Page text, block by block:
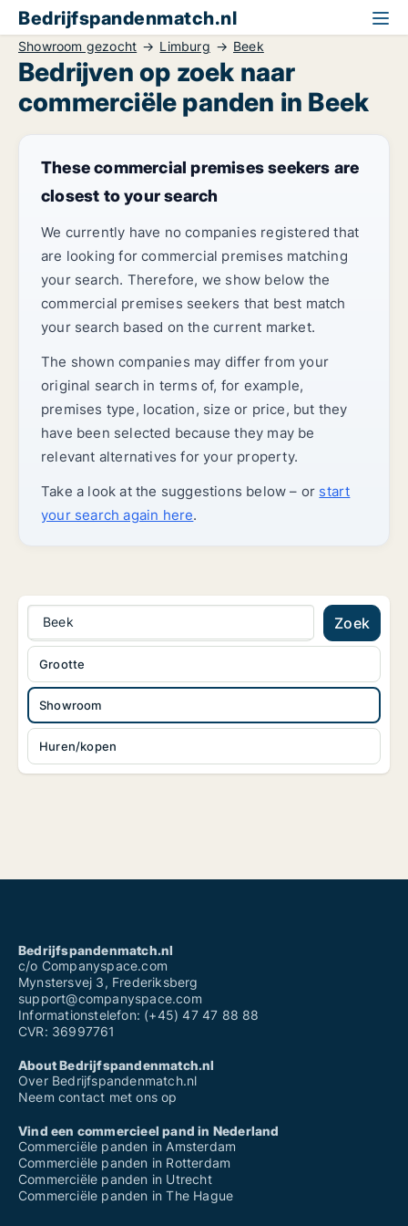
Bedrijfspandenmatch.nl
Showroom gezocht Limburg Beek
Bedrijven op zoek naar
commerciële panden in Beek
These commercial premises seekers are
closest to your search
We currently have no companies registered that
are looking for commercial premises matching
your search. Therefore, we show below the
commercial premises seekers that best match
your search based on the current market.
The shown companies may differ from your
original search in terms of, for example,
premises type, location, size or price, but they
have been selected because they may be
relevant alternatives for your property.
Take a look at the suggestions below – or start
your search again here.
Beek Zoek
Showroom
Huren/kopen
Grootte
Bedrijfspandenmatch.nl
c/o Companyspace.com
Mynstersvej 3, Frederiksberg
support@companyspace.com
Informationstelefon: (+45) 47 47 88 88
CVR: 36997761
About Bedrijfspandenmatch.nl
Over Bedrijfspandenmatch.nl
Neem contact met ons op
Vind een commercieel pand in Nederland
Commerciële panden in Amsterdam
Commerciële panden in Rotterdam
Commerciële panden in Utrecht
Commerciële panden in The Hague